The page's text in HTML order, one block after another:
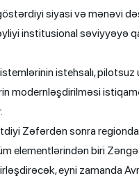
siyasi və mənəvi
institusional səviyyəyə
istehsalı, pilotsuz
modernləşdirilməsi
Zəfərdən sonra
elementlərindən biri
eyni zamanda